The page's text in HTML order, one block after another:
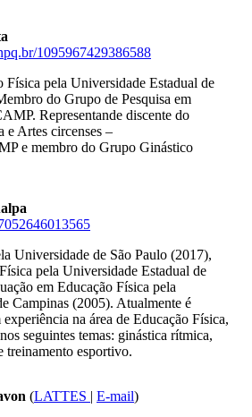
1095967429386588
Física pela Universidade Estadual de
do Grupo de Pesquisa em
Representande discente do
e Artes circenses –
e membro do Grupo Ginástico
Universidade de São Paulo (2017),
pela Universidade Estadual de
em Educação Física pela
Campinas (2005). Atualmente é
na área de Educação Física,
seguintes temas: ginástica rítmica,
treinamento esportivo.
(LATTES |E-mail)